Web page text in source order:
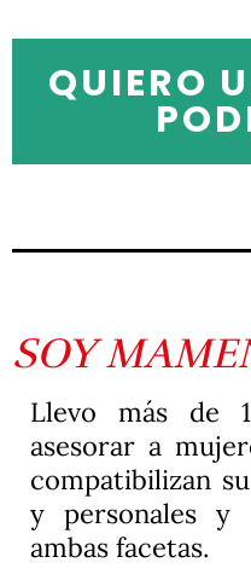
QUIERO
SOY
Llevo más de
asesorar a
compatibilizan
y personales y
ambas facetas.